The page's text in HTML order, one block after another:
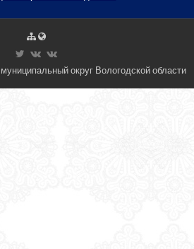
округ Вологодской области